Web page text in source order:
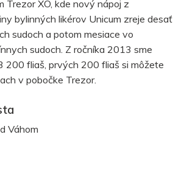
Trezor XO, kde nový nápoj z
bylinných likérov Unicum zreje desať
sudoch a potom mesiace vo
sudoch. Z ročníka 2013 sme
200 fliaš, prvých 200 fliaš si môžete
v pobočke Trezor.
Váhom